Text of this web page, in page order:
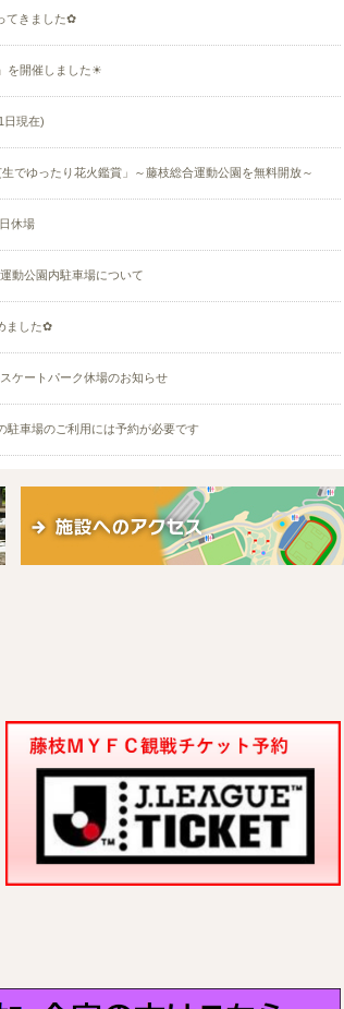
てきました✿
を開催しました☀
日現在)
でゆったり花火鑑賞」～藤枝総合運動公園を無料開放～
休場
動公園内駐車場について
ました✿
ケートパーク休場のお知らせ
駐車場のご利用には予約が必要です